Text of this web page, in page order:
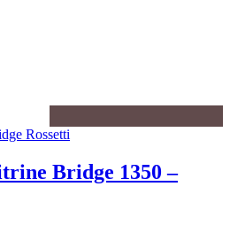
Bridge 1350 –